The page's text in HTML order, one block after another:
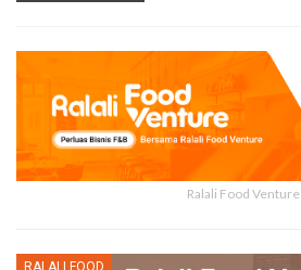
Ralali Food Venture